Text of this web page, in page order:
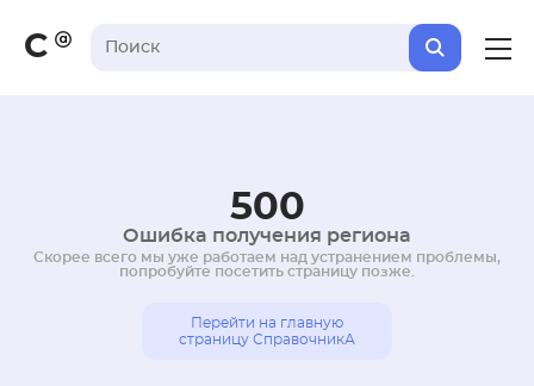
С
500
Ошибка получения региона
Скорее всего мы уже работаем над устранением проблемы,
попробуйте посетить страницу позже.
Перейти на главную
страницу СправочникА